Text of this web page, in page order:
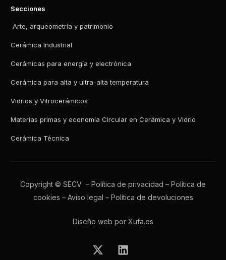
Secciones
Arte, arqueometría y patrimonio
Cerámica Industrial
Cerámicas para energía y electrónica
Cerámica para alta y ultra-alta temperatura
Vidrios y Vitrocerámicos
Materias primas y economía Circular en Cerámica y Vidrio
Cerámica Técnica
Copyright © SECV – Política de privacidad – Política de
cookies – Aviso legal – Política de devoluciones
Diseño web por Xufa.es